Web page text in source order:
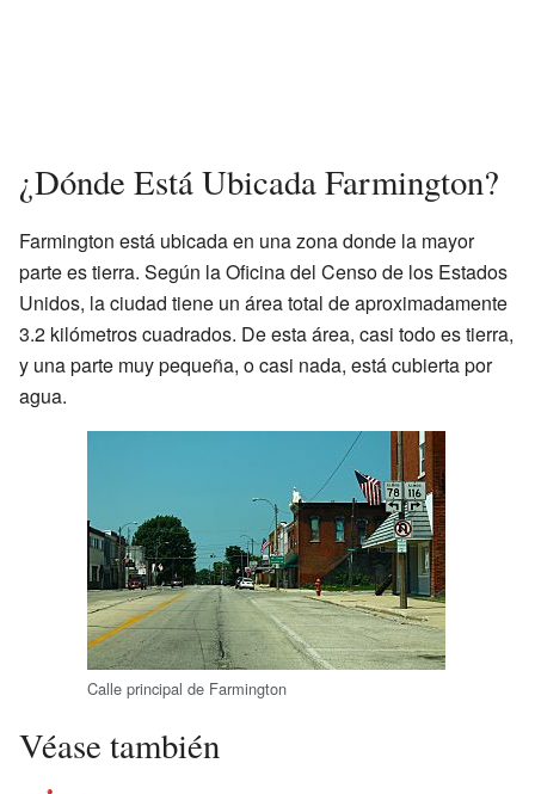
¿Dónde Está Ubicada Farmington?
Farmington está ubicada en una zona donde la mayor
parte es tierra. Según la Oficina del Censo de los Estados
Unidos, la ciudad tiene un área total de aproximadamente
3.2 kilómetros cuadrados. De esta área, casi todo es tierra,
y una parte muy pequeña, o casi nada, está cubierta por
agua.
Calle principal de Farmington
Véase también